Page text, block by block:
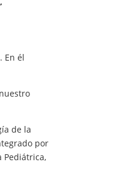
En él
de la
por
Pediátrica,